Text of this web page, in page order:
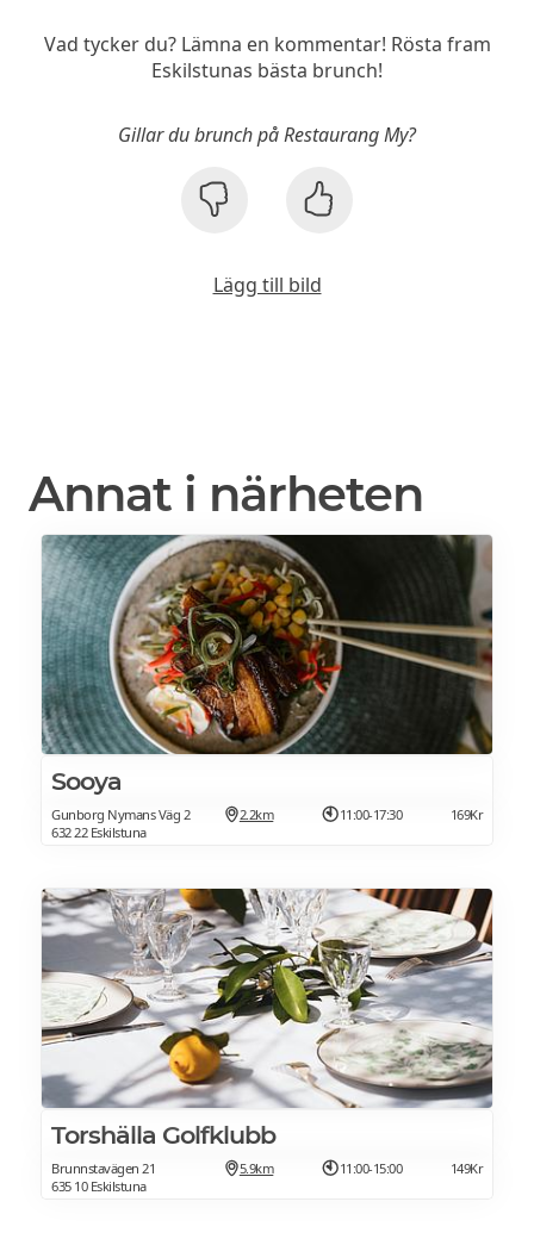
Vad tycker du? Lämna en kommentar! Rösta fram
Eskilstunas bästa brunch!
Gillar du brunch på Restaurang My?
Lägg till bild
Annat i närheten
Sooya
Gunborg Nymans Väg 2
632 22 Eskilstuna
2.2km 11:00-17:30 169Kr
Torshälla Golfklubb
Brunnstavägen 21
635 10 Eskilstuna
5.9km 11:00-15:00 149Kr